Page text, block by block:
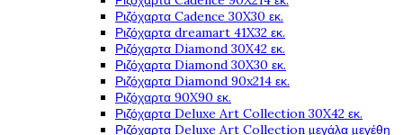
Ριζόχαρτα Cadence 30X30 εκ.
Ριζόχαρτα dreamart 41X32 εκ.
Ριζόχαρτα Diamond 30X42 εκ.
Ριζόχαρτα Diamond 30X30 εκ.
Ριζόχαρτα Diamond 90x214 εκ.
Ριζόχαρτα 90X90 εκ.
Ριζόχαρτα Deluxe Art Collection 30X42 εκ.
Ριζόχαρτα Deluxe Art Collection μεγάλα μεγέθη